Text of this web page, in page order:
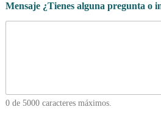
Mensaje ¿Tienes alguna pregunta o
0 de 5000 caracteres máximos.